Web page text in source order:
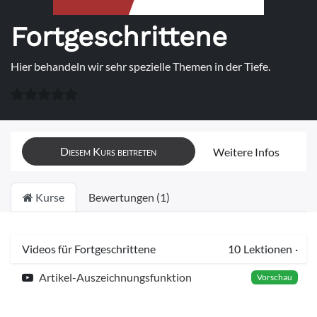
Fortgeschrittene
Hier behandeln wir sehr spezielle Themen in der Tiefe.
Diesem Kurs beitreten Weitere Infos
Kurse Bewertungen (1)
Videos für Fortgeschrittene 10 Lektionen ·
Artikel-Auszeichnungsfunktion Vorschau